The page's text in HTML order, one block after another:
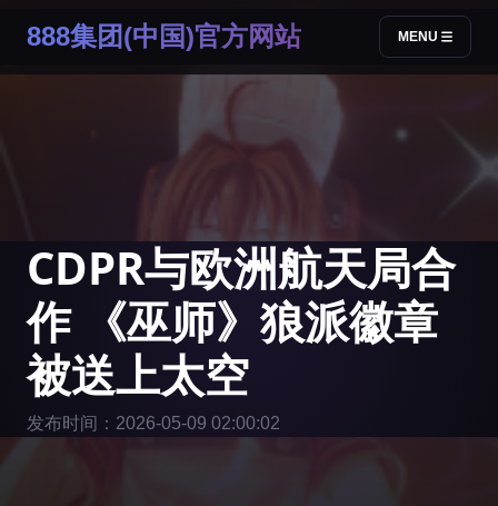
888集团(中国)官方网站 MENU
CDPR与欧洲航天局合
作 《巫师》狼派徽章
被送上太空
发布时间：2026-05-09 02:00:02